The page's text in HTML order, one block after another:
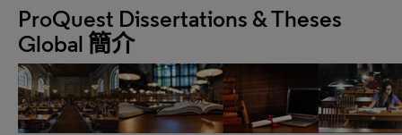
ProQuest Dissertations & Theses
Global 簡介